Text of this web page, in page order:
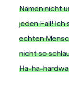
Namen nicht
jeden Fall! Ich
echten
nicht so
Ha-ha-